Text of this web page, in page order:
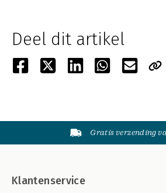
Deel dit artikel
Gratis verzending
Klantenservice